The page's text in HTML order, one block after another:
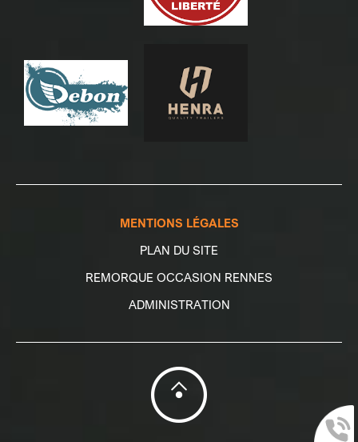
MENTIONS LÉGALES
PLAN DU SITE
REMORQUE OCCASION RENNES
ADMINISTRATION